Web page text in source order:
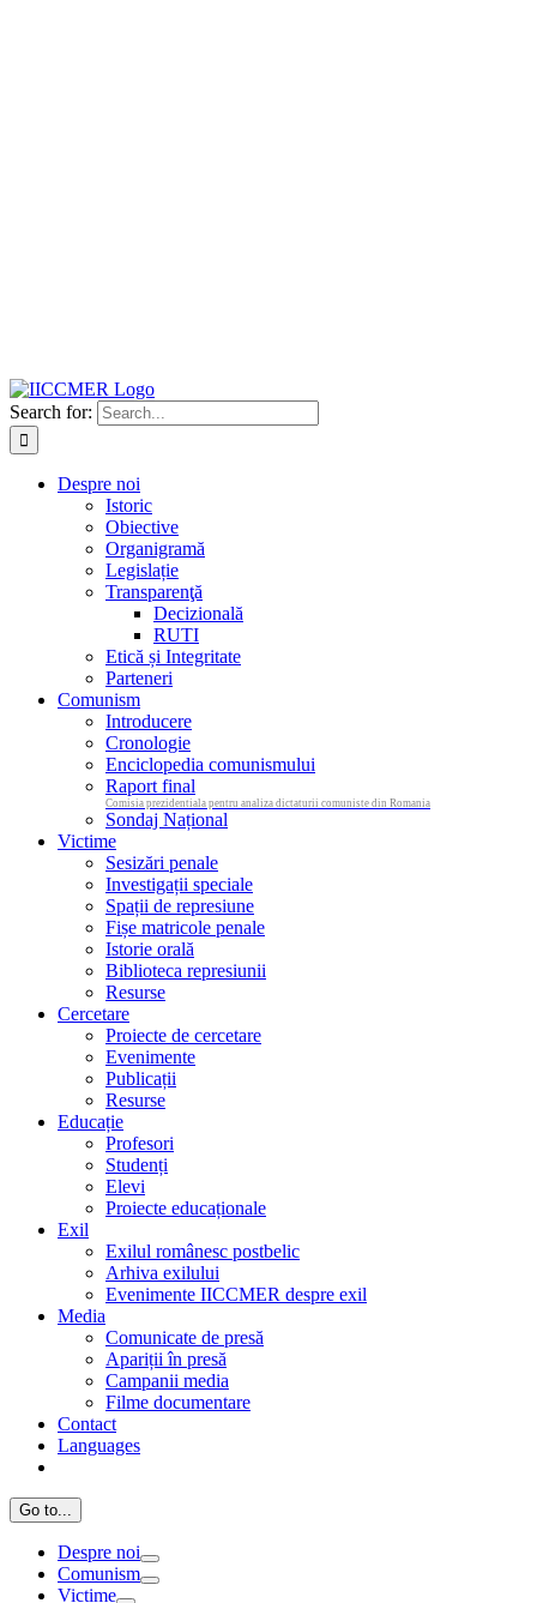
Search for:
Despre noi
Istoric
Obiective
Organigramă
Legislație
Transparenţă
Decizională
RUTI
Etică și Integritate
Parteneri
Comunism
Introducere
Cronologie
Enciclopedia comunismului
Raport final
Comisia prezidentiala pentru analiza dictaturii comuniste din Romania
Sondaj Național
Victime
Sesizări penale
Investigații speciale
Spații de represiune
Fișe matricole penale
Istorie orală
Biblioteca represiunii
Resurse
Cercetare
Proiecte de cercetare
Evenimente
Publicații
Resurse
Educație
Profesori
Studenți
Elevi
Proiecte educaționale
Exil
Exilul românesc postbelic
Arhiva exilului
Evenimente IICCMER despre exil
Media
Comunicate de presă
Apariții în presă
Campanii media
Filme documentare
Contact
Languages
Go to...
Despre noi
Comunism
Victime